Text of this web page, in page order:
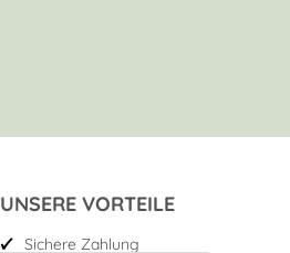
UNSERE VORTEILE
Sichere Zahlung